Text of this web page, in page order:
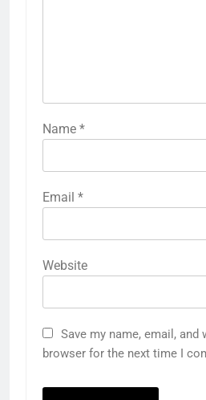
Name *
Email *
Website
Save my name, email, and
browser for the next time I